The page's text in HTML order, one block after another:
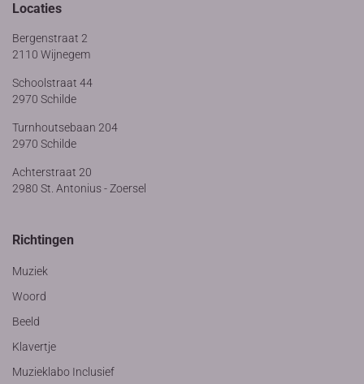
Locaties
Bergenstraat 2
2110 Wijnegem
Schoolstraat 44
2970 Schilde
Turnhoutsebaan 204
2970 Schilde
Achterstraat 20
2980 St. Antonius - Zoersel
Richtingen
Muziek
Woord
Beeld
Klavertje
Muzieklabo Inclusief